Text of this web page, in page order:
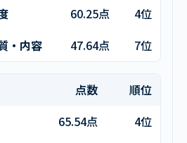
60.25点
4位
・内容
47.64点 7位
点数
順位
65.54点
4位